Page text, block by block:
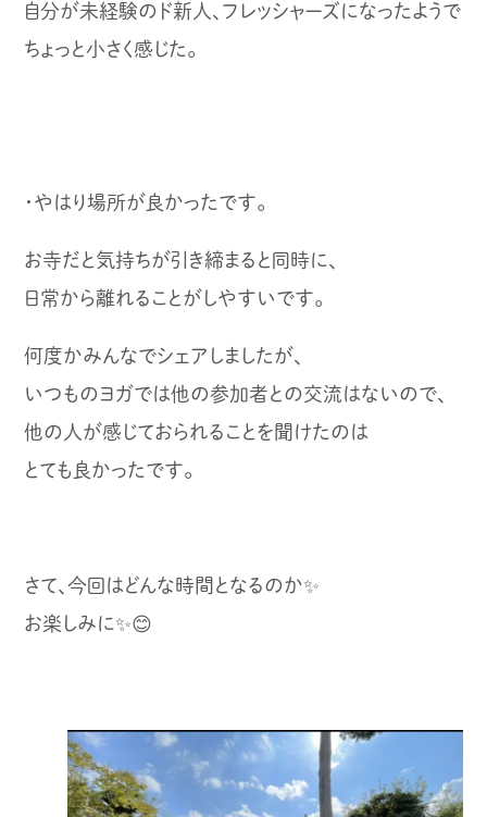
自分が未経験のド新人、フレッシャーズになったようで
ちょっと小さく感じた。
・やはり場所が良かったです。
お寺だと気持ちが引き締まると同時に、
日常から離れることがしやすいです。
何度かみんなでシェアしましたが、
いつものヨガでは他の参加者との交流はないので、
他の人が感じておられることを聞けたのは
とても良かったです。
さて、今回はどんな時間となるのか✨
お楽しみに✨😊